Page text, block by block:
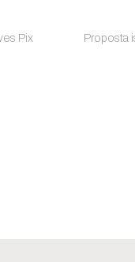
Pix Proposta